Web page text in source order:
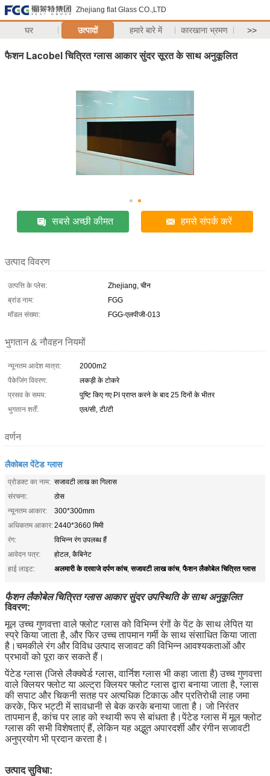
Zhejiang flat Glass CO.,LTD
घर उत्पादों हमारे बारे में कारखाना भ्रमण >>
फैशन Lacobel चित्रित ग्लास आकार सुंदर सूरत के साथ अनुकूलित
सबसे अच्छी कीमत हमसे संपर्क करें
उत्पाद विवरण
उत्पत्ति के प्लेस:
Zhejiang, चीन
ब्रांड नाम:
FGG
मॉडल संख्या:
FGG-एलपीजी-013
भुगतान & नौवहन नियमों
न्यूनतम आदेश मात्रा:
2000m2
पैकेजिंग विवरण:
लकड़ी के टोकरे
प्रसव के समय:
पुष्टि किए गए PI प्राप्त करने के बाद 25 दिनों के भीतर
भुगतान शर्तें:
एल/सी, टी/टी
वर्णन
लैकोबल पेंटेड ग्लास
प्रोडक्ट का नाम: सजावटी लाख का गिलास
संरचना:
ठोस
न्यूनतम आकार:
300*300mm
अधिकतम आकार:2440*3660 मिमी
रंग:
विभिन्न रंग उपलब्ध हैं
आवेदन पत्र:
होटल, कैबिनेट
हाई लाइट:
अलमारी के दरवाजे दर्पण कांच,सजावटी लाख कांच,फैशन लैकोबेल चित्रित ग्लास
फैशन लैकोबेल चित्रित ग्लास आकार सुंदर उपस्थिति के साथ अनुकूलित
विवरण:
मूल उच्च गुणवत्ता वाले फ्लोट ग्लास को विभिन्न रंगों के पेंट के साथ लेपित या
स्प्रे किया जाता है, और फिर उच्च तापमान गर्मी के साथ संसाधित किया जाता
है।चमकीले रंग और विविध उत्पाद सजावट की विभिन्न आवश्यकताओं और
प्रभावों को पूरा कर सकते हैं।
पेंटेड ग्लास (जिसे लैक्क्वेर्ड ग्लास, वार्निश ग्लास भी कहा जाता है) उच्च गुणवत्ता
वाले क्लियर फ्लोट या अल्ट्रा क्लियर फ्लोट ग्लास द्वारा बनाया जाता है, ग्लास
की सपाट और चिकनी सतह पर अत्यधिक टिकाऊ और प्रतिरोधी लाह जमा
करके, फिर भट्टी में सावधानी से बेक करके बनाया जाता है। जो निरंतर
तापमान है, कांच पर लाह को स्थायी रूप से बांधता है।पेंटेड ग्लास में मूल फ्लोट
ग्लास की सभी विशेषताएं हैं, लेकिन यह अद्भुत अपारदर्शी और रंगीन सजावटी
अनुप्रयोग भी प्रदान करता है।
उत्पाद सुविधा: